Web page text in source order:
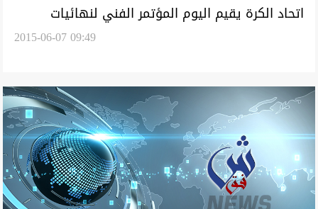
اتحاد الكرة يقيم اليوم المؤتمر الفني لنهائيات
2015-06-07 09:49